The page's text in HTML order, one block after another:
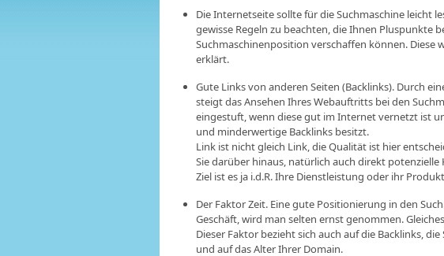
Die Internetseite sollte für die Suchmaschine leicht
gewisse Regeln zu beachten, die Ihnen Pluspunkte
Suchmaschinenposition verschaffen können. Diese
erklärt.
Gute Links von anderen Seiten (Backlinks). Durch
steigt das Ansehen Ihres Webauftritts bei den
eingestuft, wenn diese gut im Internet vernetzt ist
und minderwertige Backlinks besitzt.
Link ist nicht gleich Link, die Qualität ist hier
Sie darüber hinaus, natürlich auch direkt
Ziel ist es ja i.d.R. Ihre Dienstleistung oder ihr
Der Faktor Zeit. Eine gute Positionierung in den
Geschäft, wird man selten ernst genommen.
Dieser Faktor bezieht sich auch auf die Backlinks,
und auf das Alter Ihrer Domain.